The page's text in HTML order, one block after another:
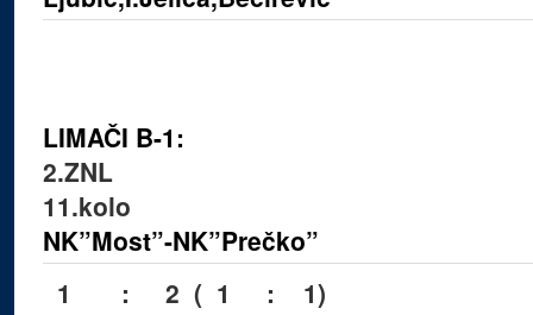
LIMAČI B-1:
2.ZNL
11.kolo
NK”Most”-NK”Prečko”
1 : 2 ( 1 : 1)